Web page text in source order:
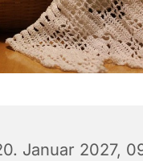
Januar 2027,